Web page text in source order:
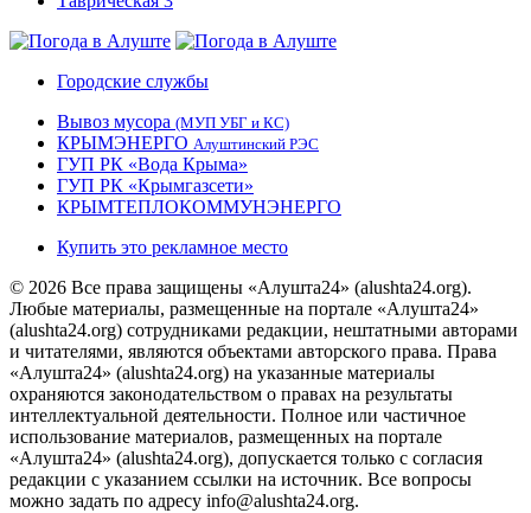
Городские службы
Вывоз мусора (МУП УБГ и КС)
КРЫМЭНЕРГО Алуштинский РЭС
ГУП РК «Вода Крыма»
ГУП РК «Крымгазсети»
КРЫМТЕПЛОКОММУНЭНЕРГО
Купить это рекламное место
© 2026 Все права защищены «Алушта24» (alushta24.org).
Любые материалы, размещенные на портале «Алушта24»
(alushta24.org) сотрудниками редакции, нештатными авторами
и читателями, являются объектами авторского права. Права
«Алушта24» (alushta24.org) на указанные материалы
охраняются законодательством о правах на результаты
интеллектуальной деятельности. Полное или частичное
использование материалов, размещенных на портале
«Алушта24» (alushta24.org), допускается только с согласия
редакции с указанием ссылки на источник. Все вопросы
можно задать по адресу info@alushta24.org.